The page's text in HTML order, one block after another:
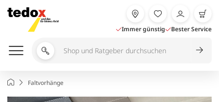
Inhalt
springen
Immer günstig Bester Service
Shop
durchsuchen
StartseiteFaltvorhänge